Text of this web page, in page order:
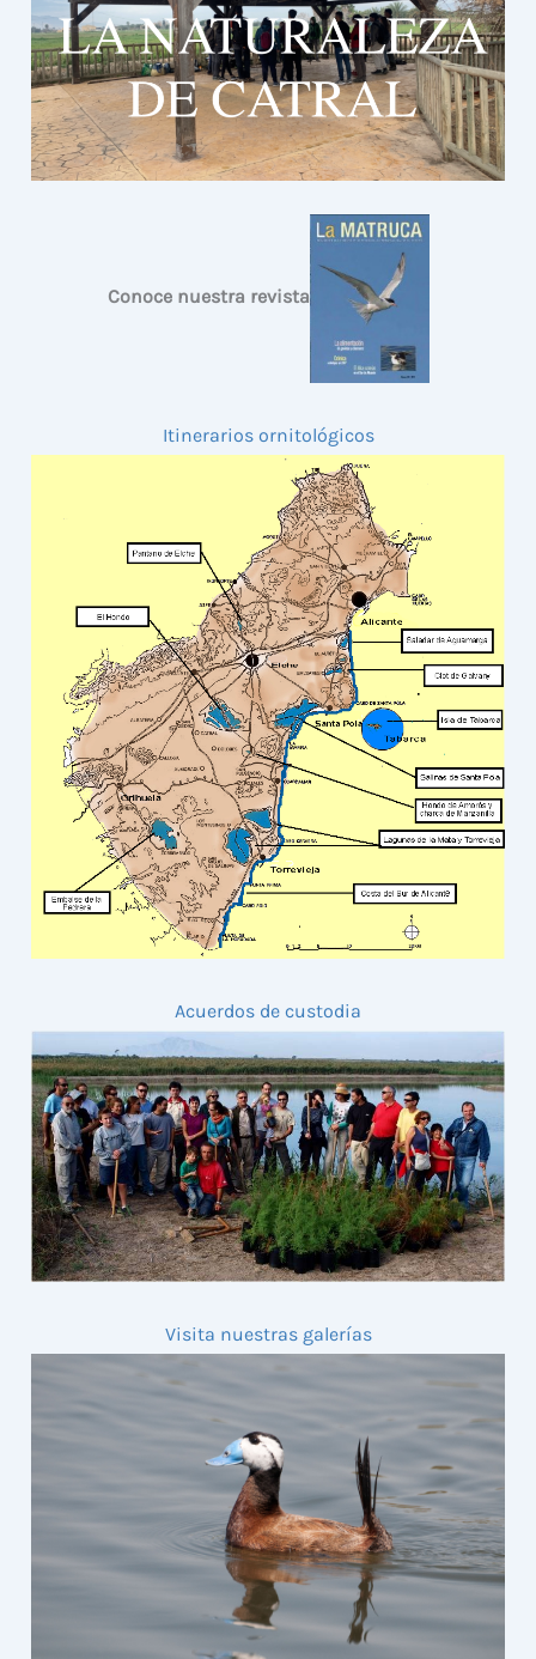
Conoce nuestra revista
Itinerarios ornitológicos
Acuerdos de custodia
Visita nuestras galerías